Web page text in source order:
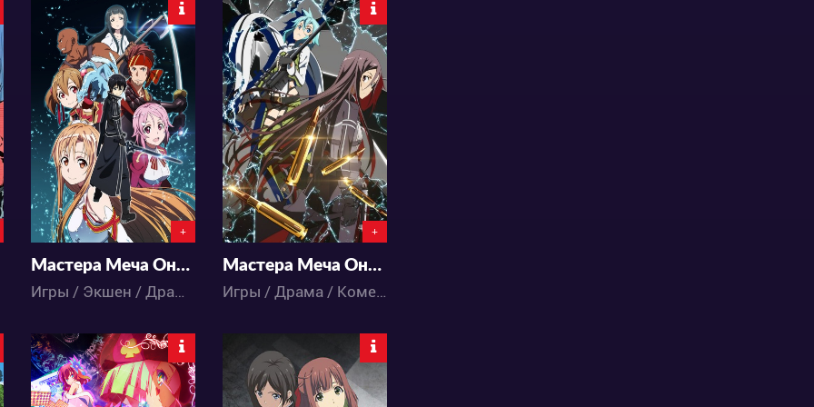
198834
71 1319
+
Мастера Меча Онлайн
Игры / Экшен / Драма / Комедия / Приключения / Романтика / Фэнтези / Аниме
130027
40 767
+
Мастера Меча Онлайн 2
Игры / Драма / Комедия / Приключения / Романтика / Фэнтези / Аниме